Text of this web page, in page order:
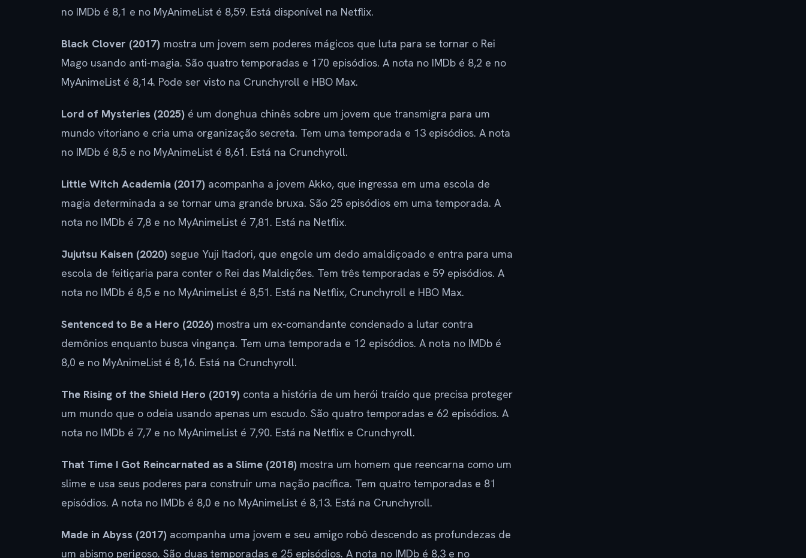
no IMDb é 8,1 e no MyAnimeList é 8,59. Está disponível na Netflix.
Black Clover (2017) mostra um jovem sem poderes mágicos que luta para se tornar o Rei
Mago usando anti-magia. São quatro temporadas e 170 episódios. A nota no IMDb é 8,2 e no
MyAnimeList é 8,14. Pode ser visto na Crunchyroll e HBO Max.
Lord of Mysteries (2025) é um donghua chinês sobre um jovem que transmigra para um
mundo vitoriano e cria uma organização secreta. Tem uma temporada e 13 episódios. A nota
no IMDb é 8,5 e no MyAnimeList é 8,61. Está na Crunchyroll.
Little Witch Academia (2017) acompanha a jovem Akko, que ingressa em uma escola de
magia determinada a se tornar uma grande bruxa. São 25 episódios em uma temporada. A
nota no IMDb é 7,8 e no MyAnimeList é 7,81. Está na Netflix.
Jujutsu Kaisen (2020) segue Yuji Itadori, que engole um dedo amaldiçoado e entra para uma
escola de feitiçaria para conter o Rei das Maldições. Tem três temporadas e 59 episódios. A
nota no IMDb é 8,5 e no MyAnimeList é 8,51. Está na Netflix, Crunchyroll e HBO Max.
Sentenced to Be a Hero (2026) mostra um ex-comandante condenado a lutar contra
demônios enquanto busca vingança. Tem uma temporada e 12 episódios. A nota no IMDb é
8,0 e no MyAnimeList é 8,16. Está na Crunchyroll.
The Rising of the Shield Hero (2019) conta a história de um herói traído que precisa proteger
um mundo que o odeia usando apenas um escudo. São quatro temporadas e 62 episódios. A
nota no IMDb é 7,7 e no MyAnimeList é 7,90. Está na Netflix e Crunchyroll.
That Time I Got Reincarnated as a Slime (2018) mostra um homem que reencarna como um
slime e usa seus poderes para construir uma nação pacífica. Tem quatro temporadas e 81
episódios. A nota no IMDb é 8,0 e no MyAnimeList é 8,13. Está na Crunchyroll.
Made in Abyss (2017) acompanha uma jovem e seu amigo robô descendo as profundezas de
um abismo perigoso. São duas temporadas e 25 episódios. A nota no IMDb é 8,3 e no